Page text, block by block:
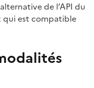
de l’API du
qui est compatible